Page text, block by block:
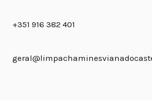
+351 916 382 401